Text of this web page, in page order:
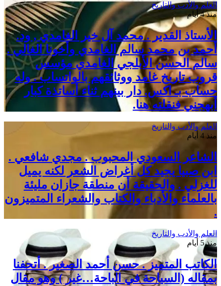
العلم والأدب والتاريخ
منذ 4 أيام
الأستاذ القدير . محمد آل خير الغامدي , ود.
أحمد بن محمد سالم الغامدي وأخونا الغالي .
سالم الحسن الأبلجي الغامدي مؤسس
قروب تاريخ غامد ووثائقهم بالواتساب . وله
حساب بـ اكس. دار بينهم ثناء أساتذة كبار
أبهجني فنقلته هنا.
العلم والأدب والتاريخ
منذ 4 أيام
الشاعر السعودي المحبوب . مجدي شافعي .
ابن صبيا يجيد كل أغراض الشعر لكنه يميل
للغزلي . والحقيقة أن منطقة جازان مليئة
بالعلماء والأدباء والكتاب والشعراء المتميزون
.
العلم والأدب والتاريخ
منذ 5 أيام
الكاتب المتميز . حسن أحمد الصغير . أتحفنا
بمقاله (السياحة في الباحة…غير ) وهو مقال